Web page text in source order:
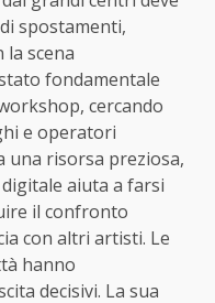
spostamenti,
scena
fondamentale
cercando
e operatori
una risorsa preziosa,
aiuta a farsi
il confronto
con altri artisti. Le
hanno
decisivi. La sua